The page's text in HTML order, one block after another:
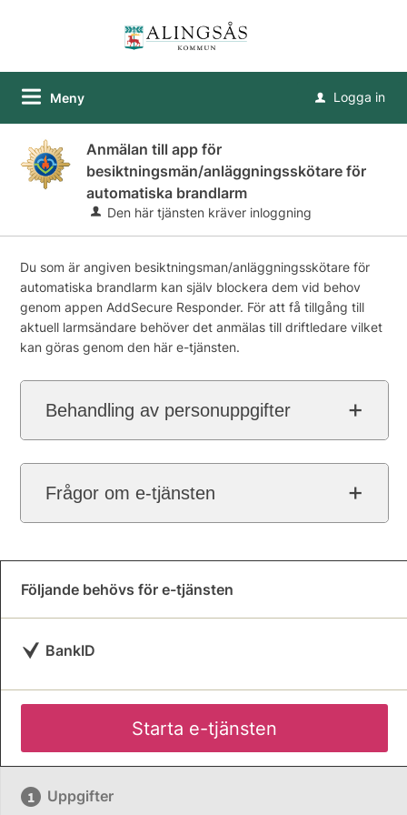
Meny u Logga in
Anmälan till app för
besiktningsmän/anläggningsskötare för
automatiska brandlarm
Den här tjänsten kräver inloggning
Du som är angiven besiktningsman/anläggningsskötare för
automatiska brandlarm kan själv blockera dem vid behov
genom appen AddSecure Responder. För att få tillgång till
aktuell larmsändare behöver det anmälas till driftledare vilket
kan göras genom den här e-tjänsten.
Behandling av personuppgifter
Frågor om e-tjänsten
Följande behövs för e-tjänsten
BankID
Starta e-tjänsten
Uppgifter